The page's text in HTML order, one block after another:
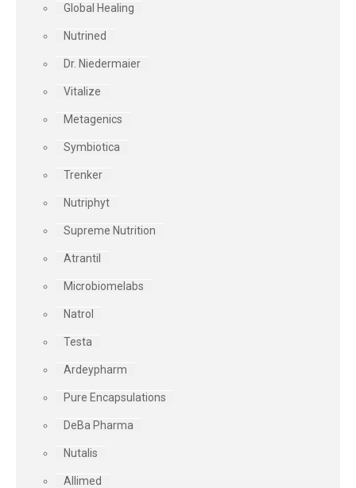
Global Healing
Nutrined
Dr. Niedermaier
Vitalize
Metagenics
Symbiotica
Trenker
Nutriphyt
Supreme Nutrition
Atrantil
Microbiomelabs
Natrol
Testa
Ardeypharm
Pure Encapsulations
DeBa Pharma
Nutalis
Allimed